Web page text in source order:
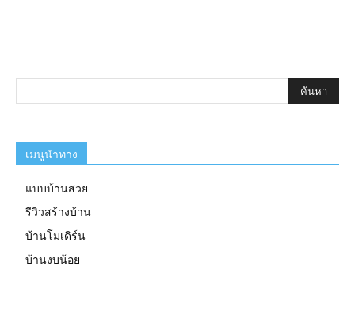
เมนูนำทาง
แบบบ้านสวย
รีวิวสร้างบ้าน
บ้านโมเดิร์น
บ้านงบน้อย